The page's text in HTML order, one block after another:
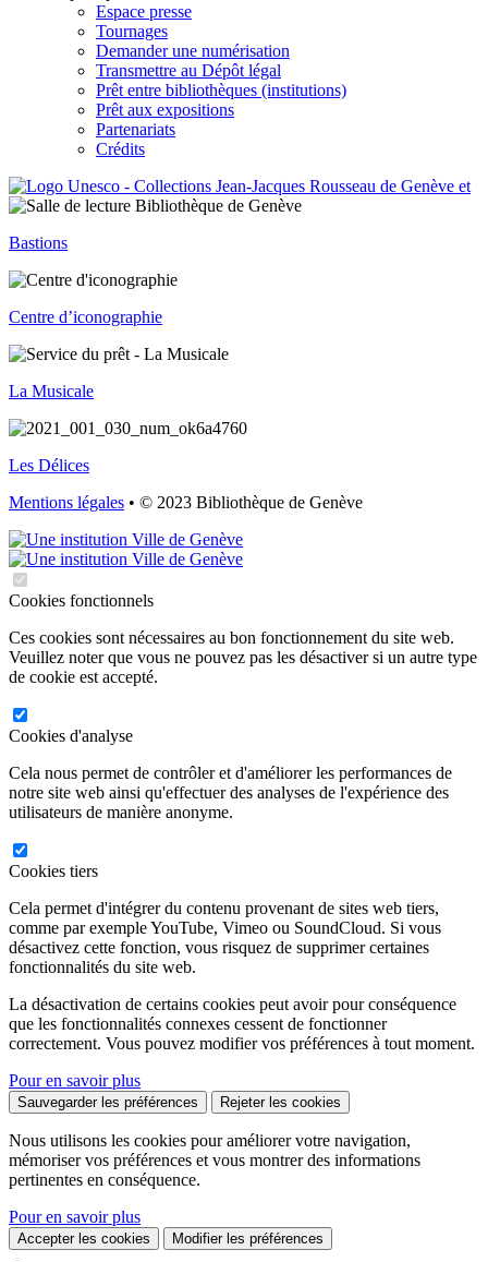
Espace presse
Tournages
Demander une numérisation
Transmettre au Dépôt légal
Prêt entre bibliothèques (institutions)
Prêt aux expositions
Partenariats
Crédits
Bastions
Centre d’iconographie
La Musicale
Les Délices
Mentions légales • © 2023 Bibliothèque de Genève
Cookies fonctionnels
Ces cookies sont nécessaires au bon fonctionnement du site web.
Veuillez noter que vous ne pouvez pas les désactiver si un autre type
de cookie est accepté.
Cookies d'analyse
Cela nous permet de contrôler et d'améliorer les performances de
notre site web ainsi qu'effectuer des analyses de l'expérience des
utilisateurs de manière anonyme.
Cookies tiers
Cela permet d'intégrer du contenu provenant de sites web tiers,
comme par exemple YouTube, Vimeo ou SoundCloud. Si vous
désactivez cette fonction, vous risquez de supprimer certaines
fonctionnalités du site web.
La désactivation de certains cookies peut avoir pour conséquence
que les fonctionnalités connexes cessent de fonctionner
correctement. Vous pouvez modifier vos préférences à tout moment.
Pour en savoir plus
Sauvegarder les préférences Rejeter les cookies
Nous utilisons les cookies pour améliorer votre navigation,
mémoriser vos préférences et vous montrer des informations
pertinentes en conséquence.
Pour en savoir plus
Accepter les cookies Modifier les préférences